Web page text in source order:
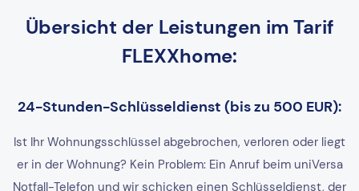
Übersicht der Leistungen im Tarif
FLEXXhome:
24-Stunden-Schlüsseldienst (bis zu 500 EUR):
Ist Ihr Wohnungsschlüssel abgebrochen, verloren oder liegt
er in der Wohnung? Kein Problem: Ein Anruf beim uniVersa
Notfall-Telefon und wir schicken einen Schlüsseldienst, der